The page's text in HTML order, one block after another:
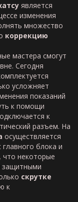
является
изменения
множество
коррекцию
мастера смогут
Сегодня
усложняет
показаний
к помощи
к
разъем. На
осуществляется
блока и
что некоторые
защитными
скрутке
к